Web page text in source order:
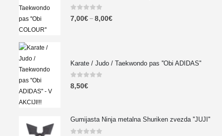
0out of 5
7,00€ – 8,00€
Karate / Judo / Taekwondo pas ''Obi ADIDAS''
0 out of 5
8,50€
Gumijasta Ninja metalna Shuriken zvezda ''JUJI''